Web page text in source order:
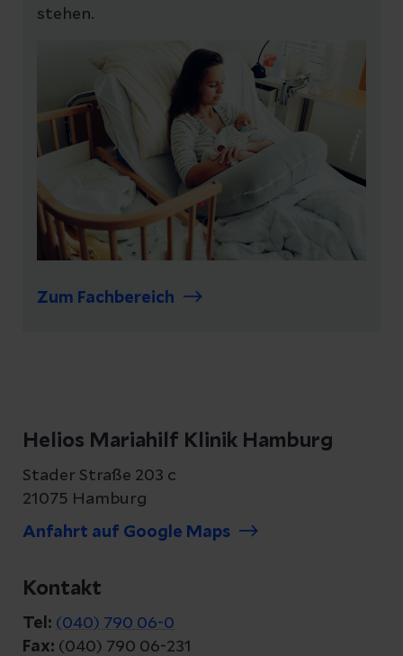
stehen.
Zum Fachbereich
Helios Mariahilf Klinik Hamburg
Stader Straße 203 c
21075 Hamburg
Anfahrt auf Google Maps
Kontakt
Tel: (040) 790 06-0
Fax: (040) 790 06-231